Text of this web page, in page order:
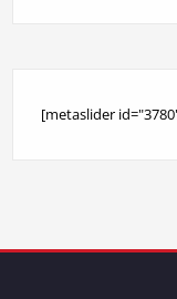
[metaslider